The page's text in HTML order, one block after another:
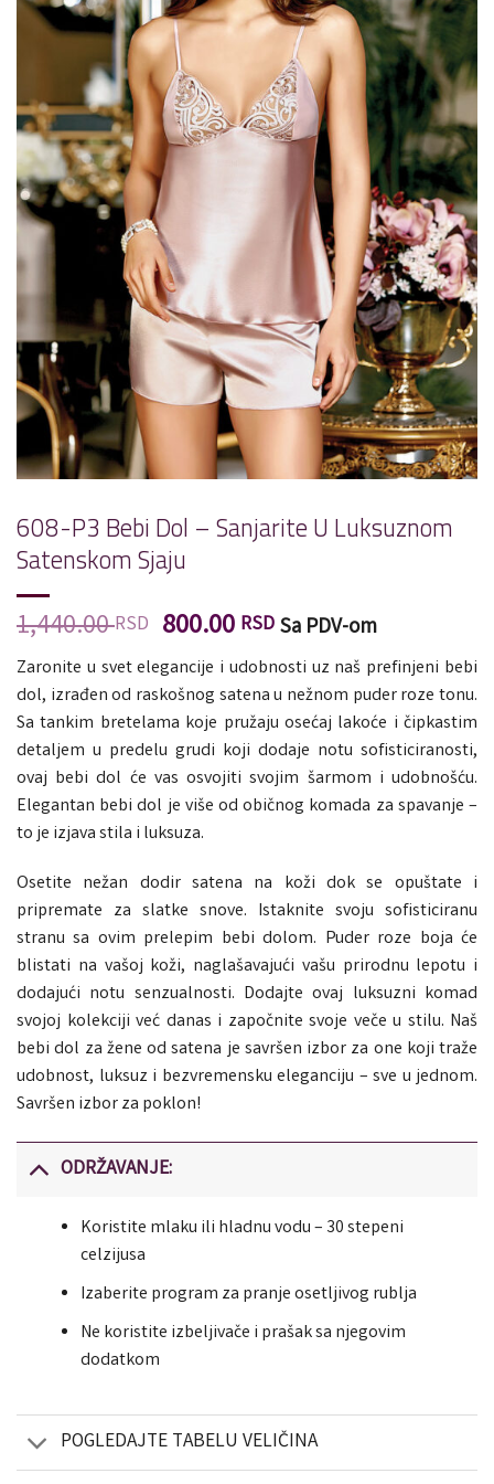
608-P3 Bebi Dol – Sanjarite U Luksuznom
Satenskom Sjaju
1,440.00RSD Originalna
cena
je
bila:
1,440.00 RSD.
800.00 RSDTrenutna
cena
je:
800.00 RSD.
Sa PDV-om
Zaronite u svet elegancije i udobnosti uz naš prefinjeni bebi
dol, izrađen od raskošnog satena u nežnom puder roze tonu.
Sa tankim bretelama koje pružaju osećaj lakoće i čipkastim
detaljem u predelu grudi koji dodaje notu sofisticiranosti,
ovaj bebi dol će vas osvojiti svojim šarmom i udobnošću.
Elegantan bebi dol je više od običnog komada za spavanje –
to je izjava stila i luksuza.
Osetite nežan dodir satena na koži dok se opuštate i
pripremate za slatke snove. Istaknite svoju sofisticiranu
stranu sa ovim prelepim bebi dolom. Puder roze boja će
blistati na vašoj koži, naglašavajući vašu prirodnu lepotu i
dodajući notu senzualnosti. Dodajte ovaj luksuzni komad
svojoj kolekciji već danas i započnite svoje veče u stilu. Naš
bebi dol za žene od satena je savršen izbor za one koji traže
udobnost, luksuz i bezvremensku eleganciju – sve u jednom.
Savršen izbor za poklon!
ODRŽAVANJE:
Koristite mlaku ili hladnu vodu – 30 stepeni
celzijusa
Izaberite program za pranje osetljivog rublja
Ne koristite izbeljivače i prašak sa njegovim
dodatkom
POGLEDAJTE TABELU VELIČINA